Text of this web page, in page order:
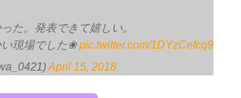
た。発表できて嬉しい。
い現場でした❀pic.twitter.com/1DYzCefcq9
April 15, 2018